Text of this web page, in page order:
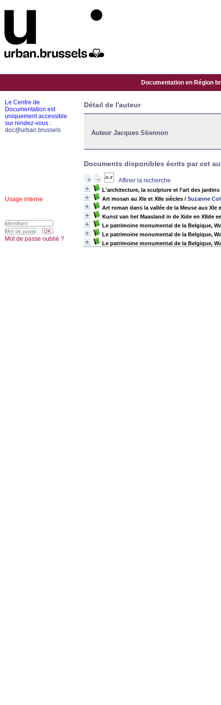
Documentation en Région
Détail de l'auteur
Auteur Jacques Stiennon
Documents disponibles écrits par cet
Affiner la recherche
L'architecture, la sculpture et l'art des jardins
Art mosan au XIe et XIIe siècles / Suzanne
Art roman dans la vallée de la Meuse aux XIe
Kunst van het Maasland in de Xide en XIIde
Le patrimoine monumental de la Belgique,
Le patrimoine monumental de la Belgique,
Le patrimoine monumental de la Belgique,
Le Centre de
Documentation est
uniquement accessible
sur rendez-vous :
doc@urban.brussels
Usage interne
Mot de passe oublié ?